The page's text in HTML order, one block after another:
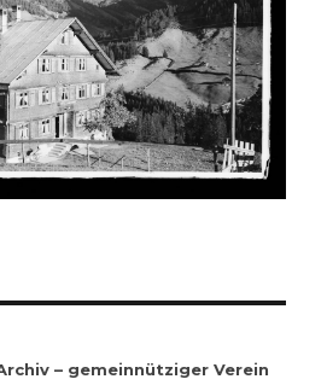
– gemeinnütziger Verein